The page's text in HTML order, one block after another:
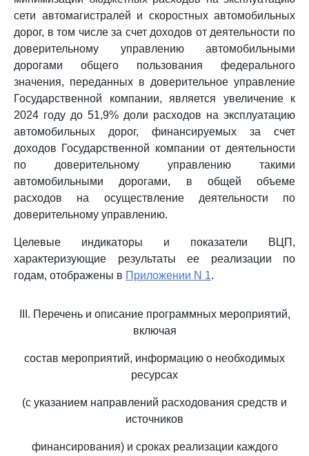
сети автомагистралей и скоростных автомобильных
дорог, в том числе за счет доходов от деятельности по
доверительному управлению автомобильными
дорогами общего пользования федерального
значения, переданных в доверительное управление
Государственной компании, является увеличение к
2024 году до 51,9% доли расходов на эксплуатацию
автомобильных дорог, финансируемых за счет
доходов Государственной компании от деятельности
по доверительному управлению такими
автомобильными дорогами, в общей объеме
расходов на осуществление деятельности по
доверительному управлению.
Целевые индикаторы и показатели ВЦП,
характеризующие результаты ее реализации по
годам, отображены в Приложении N 1.
III. Перечень и описание программных мероприятий,
включая
состав мероприятий, информацию о необходимых
ресурсах
(с указанием направлений расходования средств и
источников
финансирования) и сроках реализации каждого